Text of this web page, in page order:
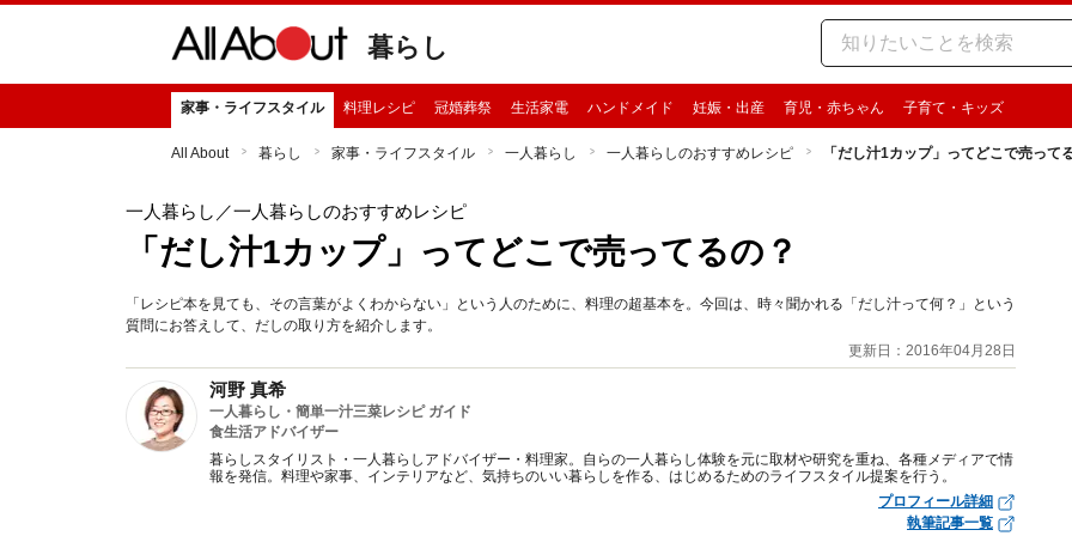
暮らし
家事・ライフスタイル 料理レシピ 冠婚葬祭 生活家電 ハンドメイド 妊娠・出産 育児・赤ちゃん 子育て・キッズ
All About 暮らし 家事・ライフスタイル 一人暮らし 一人暮らしのおすすめレシピ 「だし汁1カップ」ってどこで売って
一人暮らし ／一人暮らしのおすすめレシピ
「だし汁1カップ」ってどこで売ってるの？
「レシピ本を見ても、その言葉がよくわからない」という人のために、料理の超基本を。今回は、時々聞かれる「だし汁って何？」という
質問にお答えして、だしの取り方を紹介します。
更新日：2016年04月28日
河野 真希
一人暮らし・簡単一汁三菜レシピ ガイド
食生活アドバイザー
暮らしスタイリスト・一人暮らしアドバイザー・料理家。自らの一人暮らし体験を元に取材や研究を重ね、各種メディアで情
報を発信。料理や家事、インテリアなど、気持ちのいい暮らしを作る、はじめるためのライフスタイル提案を行う。
プロフィール詳細
執筆記事一覧